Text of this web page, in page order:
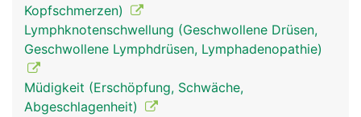
Kopfschmerzen)
Lymphknotenschwellung (Geschwollene Drüsen,
Geschwollene Lymphdrüsen, Lymphadenopathie)
Müdigkeit (Erschöpfung, Schwäche,
Abgeschlagenheit)